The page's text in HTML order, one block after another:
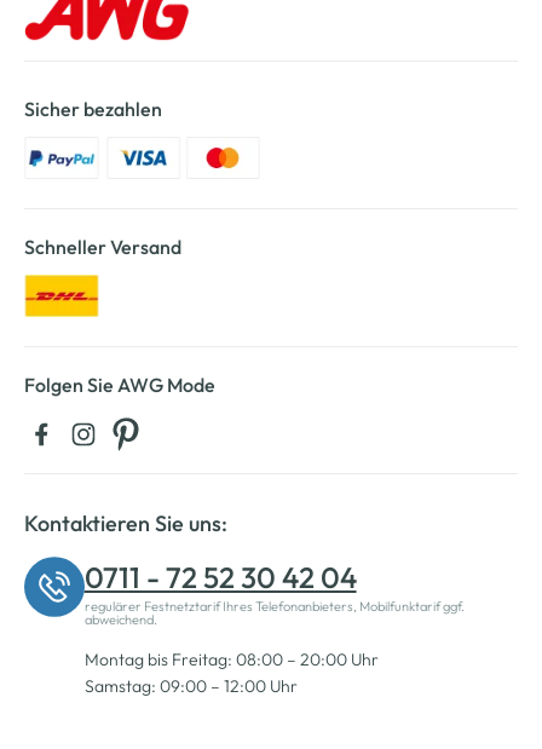
Sicher bezahlen
Schneller Versand
Folgen Sie AWG Mode
Kontaktieren Sie uns:
0711 - 72 52 30 42 04
regulärer Festnetztarif Ihres Telefonanbieters, Mobilfunktarif ggf.
abweichend.
Montag bis Freitag: 08:00 – 20:00 Uhr
Samstag: 09:00 – 12:00 Uhr